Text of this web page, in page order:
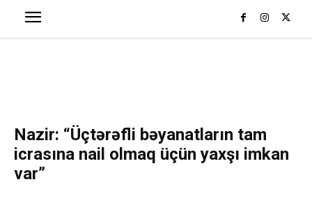
Nazir: “Üçtərəfli bəyanatların tam
icrasına nail olmaq üçün yaxşı imkan
var”